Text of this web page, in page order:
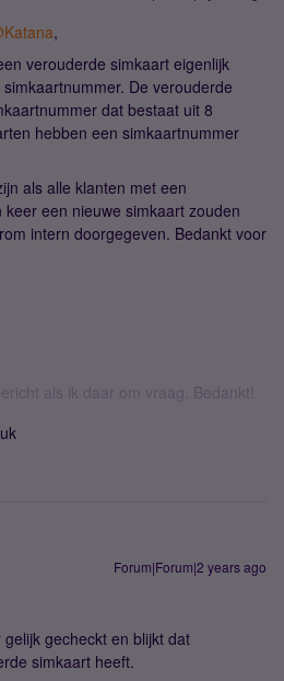
,
verouderde simkaart eigenlijk
De verouderde
dat bestaat uit 8
hebben een simkaartnummer
als alle klanten met een
een nieuwe simkaart zouden
intern doorgegeven. Bedankt voor
als ik daar om vraag. Bedankt!
Forum|Forum|2 years ago
gecheckt en blijkt dat
simkaart heeft.